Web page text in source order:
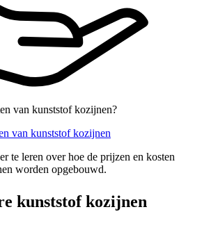
van kunststof kozijnen?
van kunststof kozijnen
te leren over hoe de prijzen en kosten
worden opgebouwd.
kunststof kozijnen